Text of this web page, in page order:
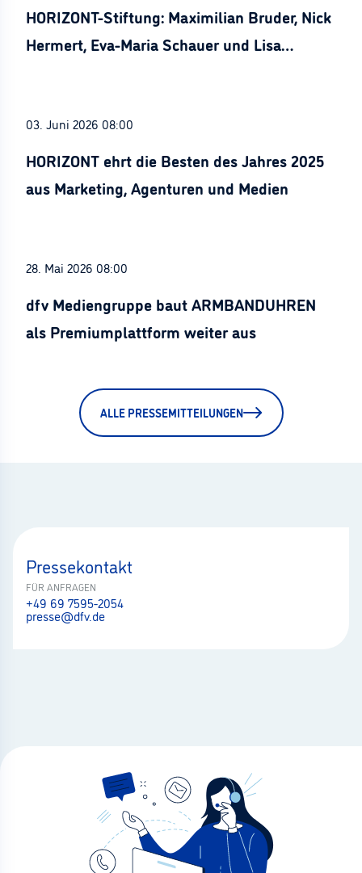
HORIZONT-Stiftung: Maximilian Bruder, Nick
Hermert, Eva-Maria Schauer und Lisa
03. Juni 2026 08:00
HORIZONT ehrt die Besten des Jahres 2025
aus Marketing, Agenturen und Medien
28. Mai 2026 08:00
dfv Mediengruppe baut ARMBANDUHREN
als Premiumplattform weiter aus
ALLE PRESSEMITTEILUNGEN
Pressekontakt
FÜR ANFRAGEN
+49 69 7595-2054
presse@dfv.de